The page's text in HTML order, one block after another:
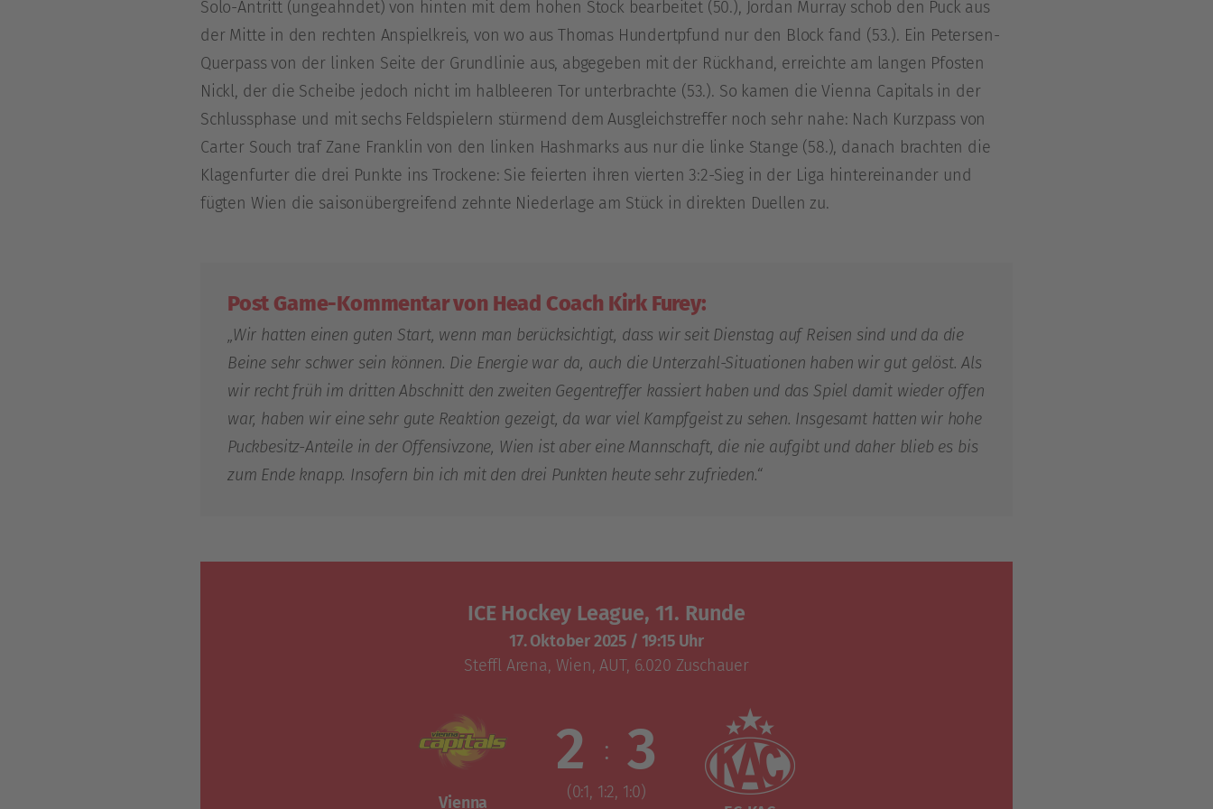
Solo-Antritt (ungeahndet) von hinten mit dem hohen Stock bearbeitet (50.), Jordan Murray schob den Puck aus
der Mitte in den rechten Anspielkreis, von wo aus Thomas Hundertpfund nur den Block fand (53.). Ein Petersen-
Querpass von der linken Seite der Grundlinie aus, abgegeben mit der Rückhand, erreichte am langen Pfosten
Nickl, der die Scheibe jedoch nicht im halbleeren Tor unterbrachte (53.). So kamen die Vienna Capitals in der
Schlussphase und mit sechs Feldspielern stürmend dem Ausgleichstreffer noch sehr nahe: Nach Kurzpass von
Carter Souch traf Zane Franklin von den linken Hashmarks aus nur die linke Stange (58.), danach brachten die
Klagenfurter die drei Punkte ins Trockene: Sie feierten ihren vierten 3:2-Sieg in der Liga hintereinander und
fügten Wien die saisonübergreifend zehnte Niederlage am Stück in direkten Duellen zu.
Post Game-Kommentar von Head Coach Kirk Furey:
„Wir hatten einen guten Start, wenn man berücksichtigt, dass wir seit Dienstag auf Reisen sind und da die
Beine sehr schwer sein können. Die Energie war da, auch die Unterzahl-Situationen haben wir gut gelöst. Als
wir recht früh im dritten Abschnitt den zweiten Gegentreffer kassiert haben und das Spiel damit wieder offen
war, haben wir eine sehr gute Reaktion gezeigt, da war viel Kampfgeist zu sehen. Insgesamt hatten wir hohe
Puckbesitz-Anteile in der Offensivzone, Wien ist aber eine Mannschaft, die nie aufgibt und daher blieb es bis
zum Ende knapp. Insofern bin ich mit den drei Punkten heute sehr zufrieden.“
ICE Hockey League, 11. Runde
17. Oktober 2025 / 19:15 Uhr
Steffl Arena, Wien, AUT, 6.020 Zuschauer
Vienna
2 : 3
(0:1, 1:2, 1:0)